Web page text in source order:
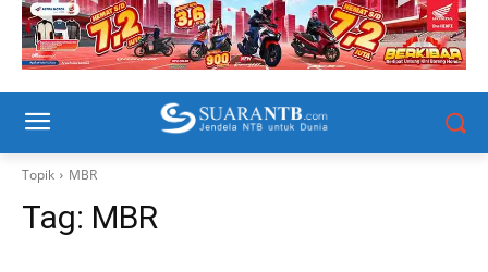
Topik MBR
Tag: MBR